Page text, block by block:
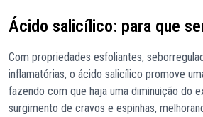
Ácido salicílico: para que
Com propriedades esfoliantes,
inflamatórias, o ácido salicílico promove
fazendo com que haja uma diminuição do
surgimento de cravos e espinhas,